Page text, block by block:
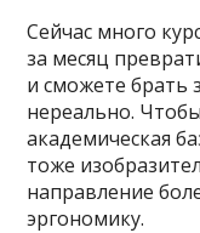
Сейчас много
за месяц
и сможете брать
нереально.
академическая
тоже
направление
эргономику.